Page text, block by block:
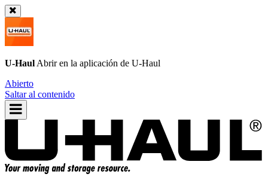
U-Haul Abrir en la aplicación de U-Haul
Abierto
Saltar al contenido